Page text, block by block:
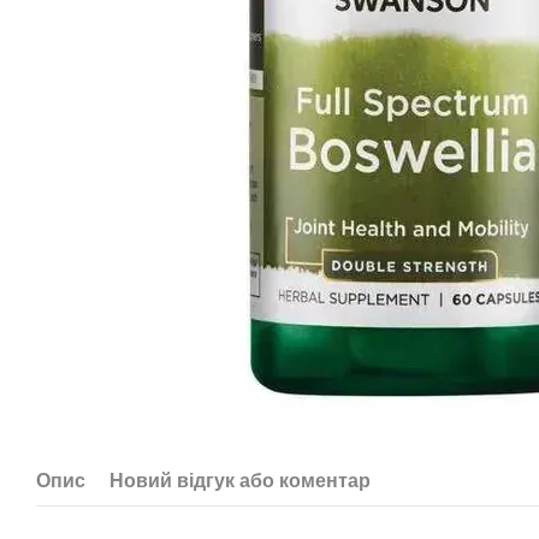
Опис Новий відгук або коментар